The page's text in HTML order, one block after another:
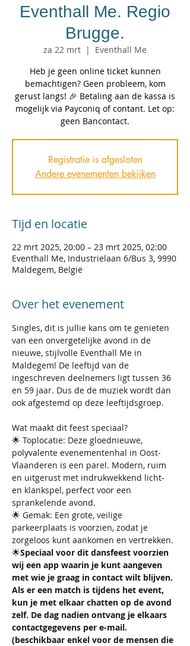
Eventhall Me. Regio
Brugge.
za 22 mrt
  |
Eventhall Me
Heb je geen online ticket kunnen
bemachtigen? Geen probleem, kom
gerust langs! 🎉 Betaling aan de kassa is
mogelijk via Payconiq of contant. Let op:
geen Bancontact.
Registratie is afgesloten
Andere evenementen bekijken
Tijd en locatie
22 mrt 2025, 20:00 – 23 mrt 2025, 02:00
Eventhall Me, Industrielaan 6/Bus 3, 9990
Maldegem, België
Over het evenement
Singles, dit is jullie kans om te genieten
van een onvergetelijke avond in de
nieuwe, stijlvolle Eventhall Me in
Maldegem! De leeftijd van de
ingeschreven deelnemers ligt tussen 36
en 59 jaar. Dus de de muziek wordt dan
ook afgestemd op deze leeftijdsgroep.
Wat maakt dit feest speciaal?
🌟 Toplocatie: Deze gloednieuwe,
polyvalente evenementenhal in Oost-
Vlaanderen is een parel. Modern, ruim
en uitgerust met indrukwekkend licht-
en klankspel, perfect voor een
sprankelende avond.
🌟 Gemak: Een grote, veilige
parkeerplaats is voorzien, zodat je
zorgeloos kunt aankomen en vertrekken.
🌟Speciaal voor dit dansfeest voorzien
wij een app waarin je kunt aangeven
met wie je graag in contact wilt blijven.
Als er een match is tijdens het event,
kun je met elkaar chatten op de avond
zelf. De dag nadien ontvang je elkaars
contactgegevens per e-mail.
(beschikbaar enkel voor de mensen die